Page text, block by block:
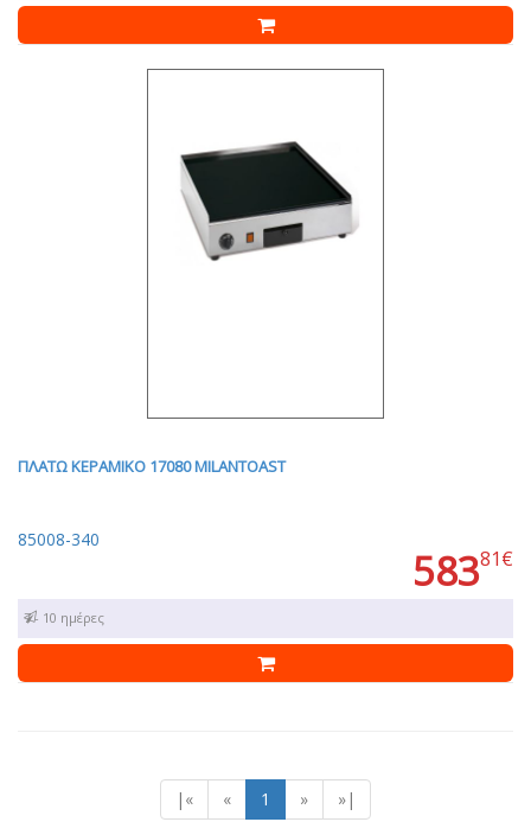
ΠΛΑΤΩ ΚΕΡΑΜΙΚΟ 17080 MILANTOAST
85008-340
58381€
7 - 10 ημέρες
|« « 1 » »|